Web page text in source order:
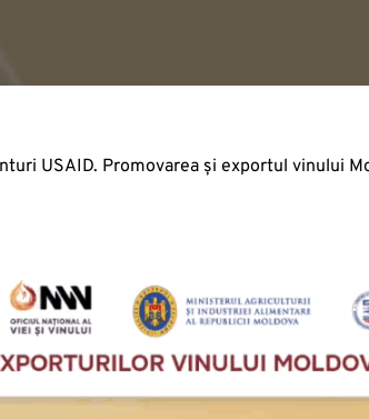
USAID. Promovarea și exportul vinului